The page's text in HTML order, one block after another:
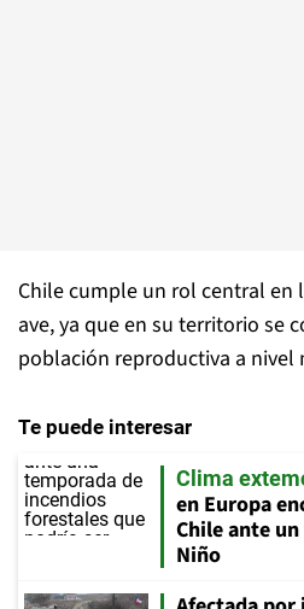
Chile cumple un rol central en
ave, ya que en su territorio se
población reproductiva a nivel
Te puede interesar
Clima
en Europa
Chile ante
Niño